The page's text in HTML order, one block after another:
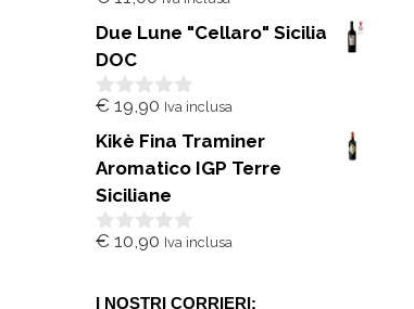
u
5
Due Lune "Cellaro" Sicilia
DOC
0
u
5
€ 19,90 Iva inclusa
Kikè Fina Traminer
Aromatico IGP Terre
Siciliane
0
5
€ 10,90 Iva inclusa
I NOSTRI CORRIERI: